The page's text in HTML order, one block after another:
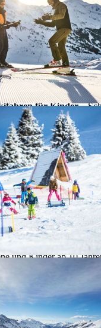
sechs
gegen Aufpreis
Tipps für die
Snow Mastermind (
für Kinder–
bis 12 Jahren mit
Mastermind (kostenlos)
Teenager-
mit Skikenntnissen,
(kostenlos)
–
Snow Mastermind (
– Schneeaktivität für
begleitet vom
für den Skilift)
für
Snow Masterminds
– 8 € für eine Fahrt
und Kinder ab 10
und 9 € für die
– Schneeaktivität für
Skikenntnissen,